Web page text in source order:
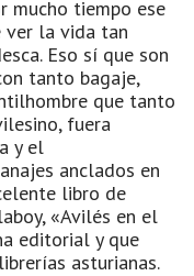
mucho tiempo ese
ver la vida tan
Eso sí que son
tanto bagaje,
que tanto
fuera
y el
anclados en
libro de
«Avilés en el
editorial y que
asturianas.